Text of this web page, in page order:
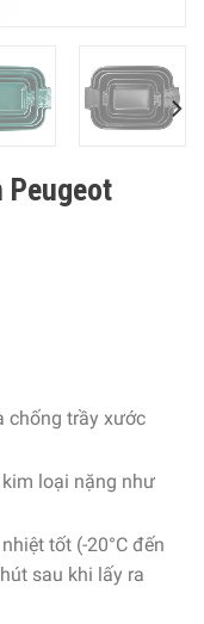
Peugeot
chống trầy xước
loại nặng như
tốt (-20°C đến
sau khi lấy ra